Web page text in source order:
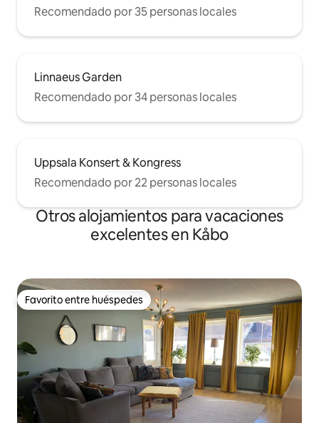
Recomendado por 35 personas locales
Linnaeus Garden
Recomendado por 34 personas locales
Uppsala Konsert & Kongress
Recomendado por 22 personas locales
Otros alojamientos para vacaciones
excelentes en Kåbo
Favorito entre huéspedes
Favorito entre huéspedes